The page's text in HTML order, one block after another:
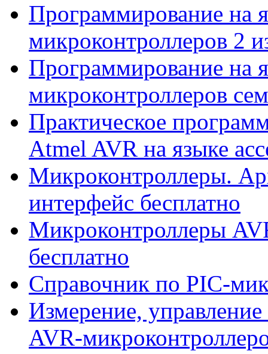
Программирование на
микроконтроллеров 2
Программирование на
микроконтроллеров
Практическое
Atmel AVR на языке
Микроконтроллеры.
интерфейс бесплатно
Микроконтроллеры
бесплатно
Справочник по PIC-
Измерение,
AVR-